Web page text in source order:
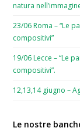
natura
23/06 Roma – “Le
compositivi”
19/06 Lecce – “Le
compositivi”.
12,13,14 giugno –
Le nostre